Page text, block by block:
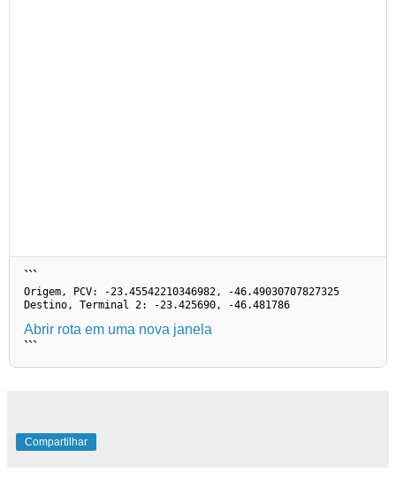
```
Origem, PCV: -23.45542210346982, -46.49030707827325
Destino, Terminal 2: -23.425690, -46.481786
Abrir rota em uma nova janela
```
Compartilhar